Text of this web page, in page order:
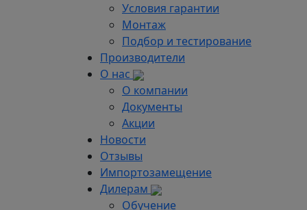
Условия гарантии
Монтаж
Подбор и тестирование
Производители
О нас
О компании
Документы
Акции
Новости
Отзывы
Импортозамещение
Дилерам
Обучение